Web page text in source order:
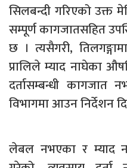
सिलबन्दी गरिएको उक्त
सम्पूर्ण कागजातसहित
छ । त्यसैगरी,
प्रालिले म्याद नाघेका
दर्तासम्बन्धी कागजात
विभागमा आउन निर्देशन
लेबल नभएका र म्याद